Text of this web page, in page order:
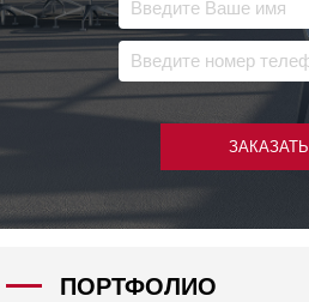
ЗАКАЗАТЬ
ПОРТФОЛИО